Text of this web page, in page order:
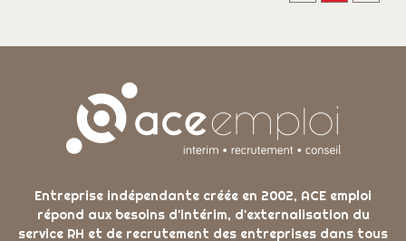
Entreprise indépendante créée en 2002, ACE emploi
répond aux besoins d'intérim, d'externalisation du
service RH et de recrutement des entreprises dans tous